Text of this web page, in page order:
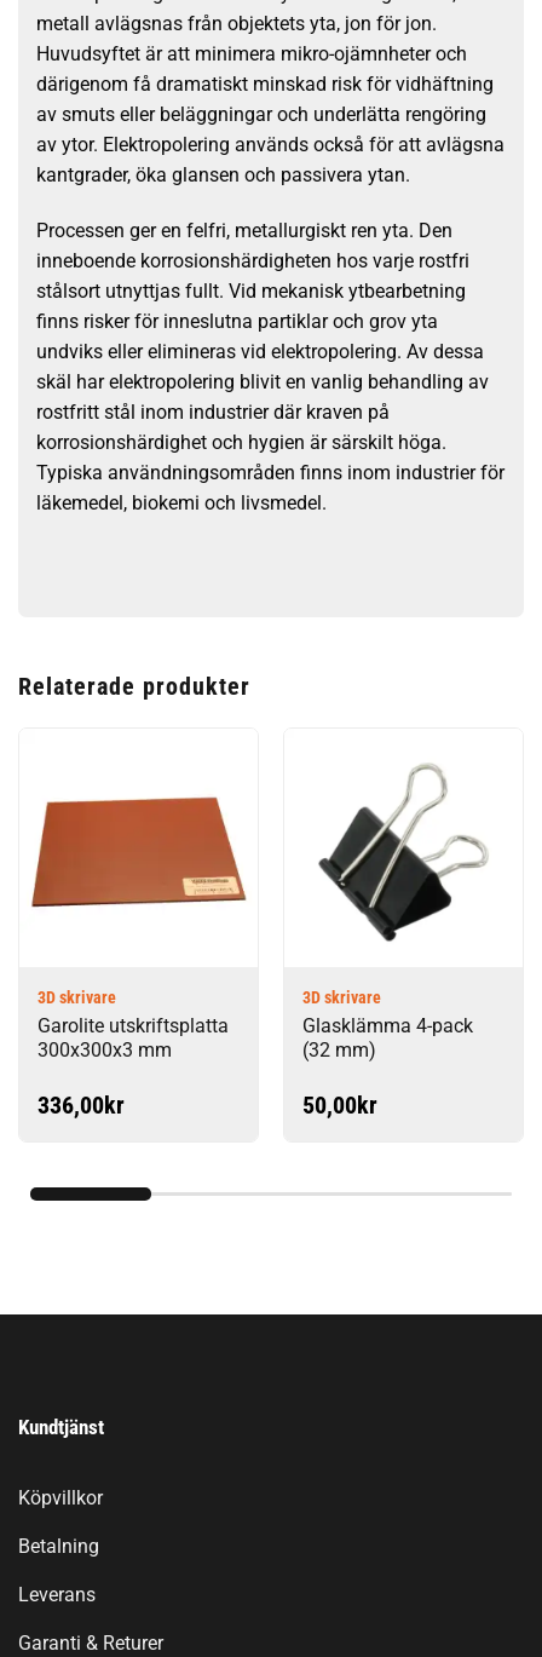
metall avlägsnas från objektets yta, jon för jon.
Huvudsyftet är att minimera mikro-ojämnheter och
därigenom få dramatiskt minskad risk för vidhäftning
av smuts eller beläggningar och underlätta rengöring
av ytor. Elektropolering används också för att avlägsna
kantgrader, öka glansen och passivera ytan.
Processen ger en felfri, metallurgiskt ren yta. Den
inneboende korrosionshärdigheten hos varje rostfri
stålsort utnyttjas fullt. Vid mekanisk ytbearbetning
finns risker för inneslutna partiklar och grov yta
undviks eller elimineras vid elektropolering. Av dessa
skäl har elektropolering blivit en vanlig behandling av
rostfritt stål inom industrier där kraven på
korrosionshärdighet och hygien är särskilt höga.
Typiska användningsområden finns inom industrier för
läkemedel, biokemi och livsmedel.
Relaterade produkter
3D skrivare
Garolite utskriftsplatta
300x300x3 mm
336,00kr
3D skrivare
Glasklämma 4-pack
(32 mm)
50,00kr
Kundtjänst
Köpvillkor
Betalning
Leverans
Garanti & Returer